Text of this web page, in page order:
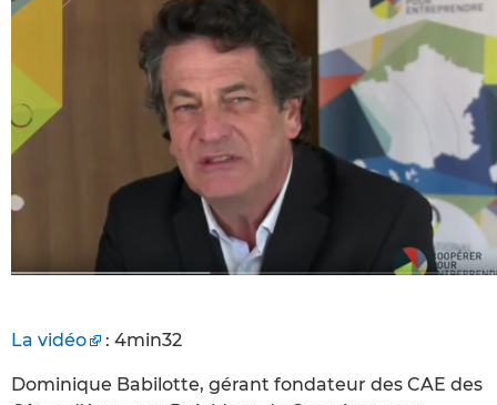
La vidéo : 4min32
Dominique Babilotte, gérant fondateur des CAE des